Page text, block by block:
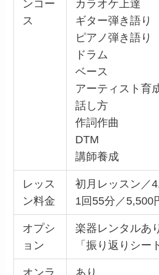
ンコー
ス
カラオケ上達
ギター弾き語り
ピアノ弾き語り
ドラム
ベース
アーティスト育
話し方
作詞作曲
DTM
講師養成
レッス
ン料金
初月レッスン／
1回55分／5,500
オプシ
ョン
楽器レンタルあ
「振り返りシー
オンラ
あり